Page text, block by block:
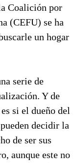
Coalición por
(CEFU) se ha
un hogar
serie de
Y de
si el dueño del
decidir la
de ser sus
aunque este no